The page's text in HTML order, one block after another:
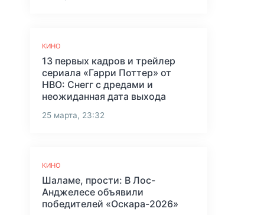
КИНО
13 первых кадров и трейлер
сериала «Гарри Поттер» от
HBO: Снегг с дредами и
неожиданная дата выхода
25 марта, 23:32
КИНО
Шаламе, прости: В Лос-
Анджелесе объявили
победителей «Оскара-2026»